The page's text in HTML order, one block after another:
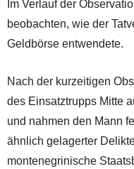
Im Verlauf der
beobachten, wie der
Geldbörse entwendete.
Nach der kurzeitigen
des Einsatztrupps Mitte
und nahmen den Mann
ähnlich gelagerter
montenegrinische